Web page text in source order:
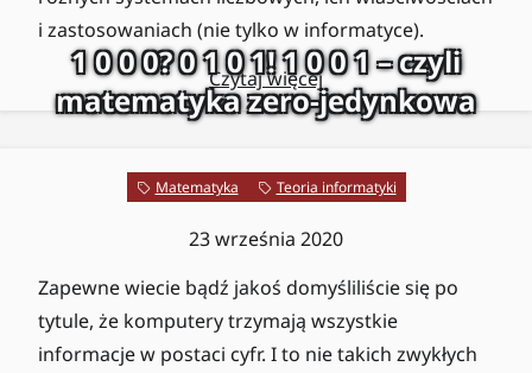
i zastosowaniach (nie tylko w informatyce).
Czytaj więcej
1 0 0 0? 0 1 0 1! 1 0 0 1 – czyli
matematyka zero-jedynkowa
Matematyka Teoria informatyki
23 września 2020
Zapewne wiecie bądź jakoś domyśliliście się po
tytule, że komputery trzymają wszystkie
informacje w postaci cyfr. I to nie takich zwykłych